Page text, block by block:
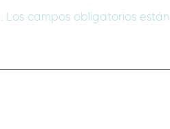
Los campos obligatorios están